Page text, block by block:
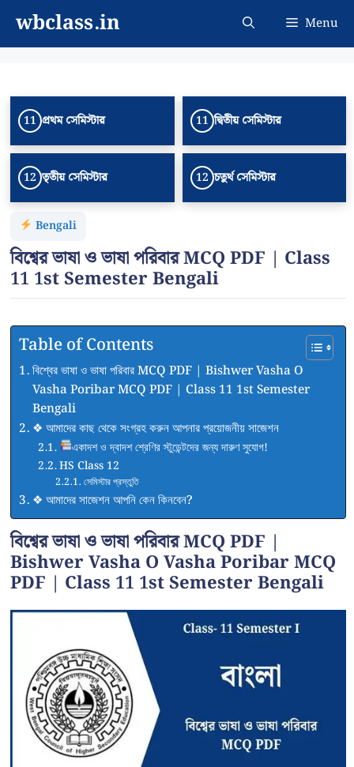
content
wbclass.in Menu
11 প্রথম সেমিস্টার 11 দ্বিতীয় সেমিস্টার
12 তৃতীয় সেমিস্টার 12 চতুর্থ সেমিস্টার
Bengali
বিশ্বের ভাষা ও ভাষা পরিবার MCQ PDF | Class
11 1st Semester Bengali
Table of Contents
বিশ্বের ভাষা ও ভাষা পরিবার MCQ PDF | Bishwer Vasha O
Vasha Poribar MCQ PDF | Class 11 1st Semester
Bengali
❖ আমাদের কাছ থেকে সংগ্রহ করুন আপনার প্রয়োজনীয় সাজেশন
একাদশ ও দ্বাদশ শ্রেণির স্টুডেন্টদের জন্য দারুণ সুযোগ!
HS Class 12
সেমিস্টার প্রস্তুতি
❖ আমাদের সাজেশন আপনি কেন কিনবেন?
বিশ্বের ভাষা ও ভাষা পরিবার MCQ PDF |
Bishwer Vasha O Vasha Poribar MCQ
PDF | Class 11 1st Semester Bengali